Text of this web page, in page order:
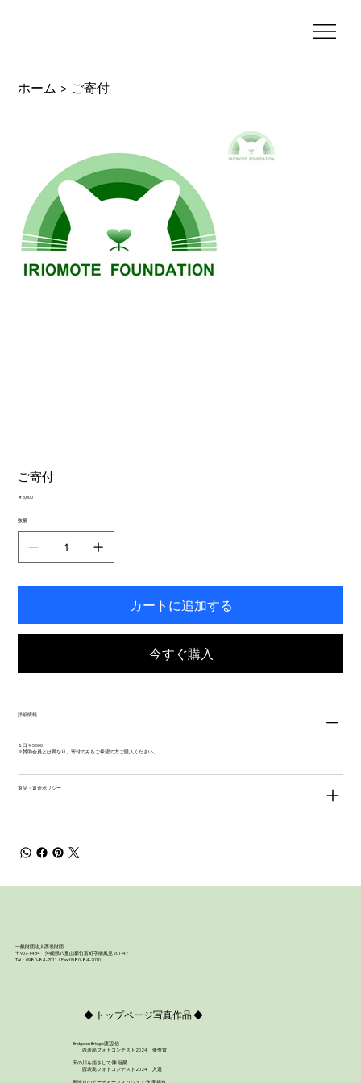
ホーム > ご寄付
ご寄付
価
￥5,000
数量
カートに追加する
今すぐ購入
詳細情報
１口￥5,000
※賛助会員とは異なり、寄付のみをご希望の方ご購入ください。
返品・返金ポリシー
一般財団法人西表財団
〒907-1434 沖縄県八重山郡竹富町字南風見201-47
Tel：0980-84-7011 / Fax:0980-84-7010
◆ トップページ写真作品 ◆
Bridge on Bridge:渡辺 信
西表島フォトコンテスト2024 優秀賞
天の川を指さして:陳 冠榮
西表島フォトコンテスト2024 入選
島誇りのアーチャーフィッシュ！:永澤 拓也